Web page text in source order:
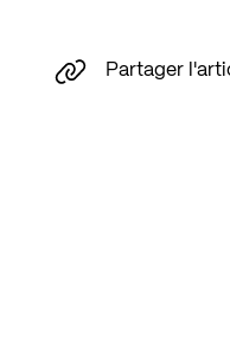
Partager